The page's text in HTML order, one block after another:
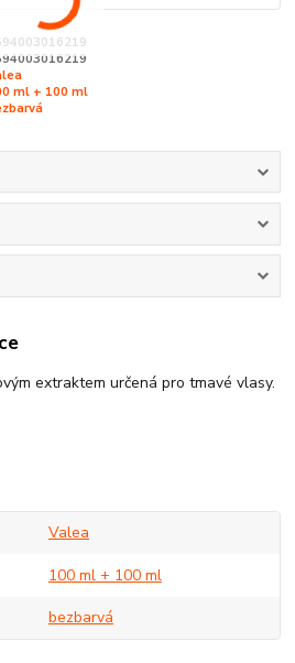
ml + 100 ml
extraktem určená pro tmavé vlasy.
Valea
100 ml + 100 ml
bezbarvá